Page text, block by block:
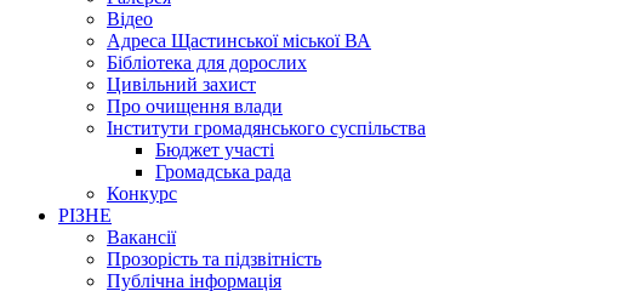
Відео
Адреса Щастинської міської ВА
Бібліотека для дорослих
Цивільний захист
Про очищення влади
Інститути громадянського суспільства
Бюджет участі
Громадська рада
Конкурс
РІЗНЕ
Вакансії
Прозорість та підзвітність
Публічна інформація